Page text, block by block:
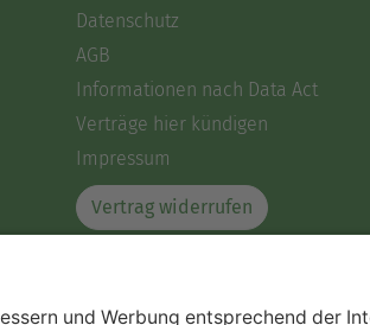
Datenschutz
AGB
Informationen nach Data Act
Verträge hier kündigen
Impressum
Vertrag widerrufen